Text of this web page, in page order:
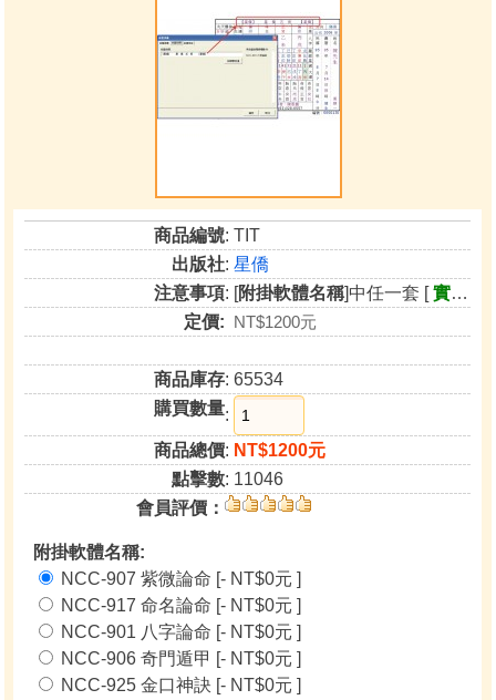
商品編號: TIT
出版社:星僑
注意事項: [附掛軟體名稱]中任一套 [實用版
定價: NT$1200元
商品庫存: 65534
購買數量:
商品總價: NT$1200元
點擊數: 11046
會員評價：
附掛軟體名稱:
NCC-907 紫微論命 [- NT$0元 ]
NCC-917 命名論命 [- NT$0元 ]
NCC-901 八字論命 [- NT$0元 ]
NCC-906 奇門遁甲 [- NT$0元 ]
NCC-925 金口神訣 [- NT$0元 ]